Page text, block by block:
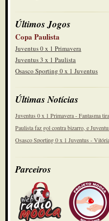
Últimos Jogos
Copa Paulista
Juventus 0 x 1 Primavera
Juventus 3 x 1 Paulista
Osasco Sporting 0 x 1 Juventus
Últimas Notícias
Juventus 0 x 1 Primavera - Fantasma
Paulista faz gol contra bizarro, e
Osasco Sporting 0 x 1 Juventus -
Parceiros